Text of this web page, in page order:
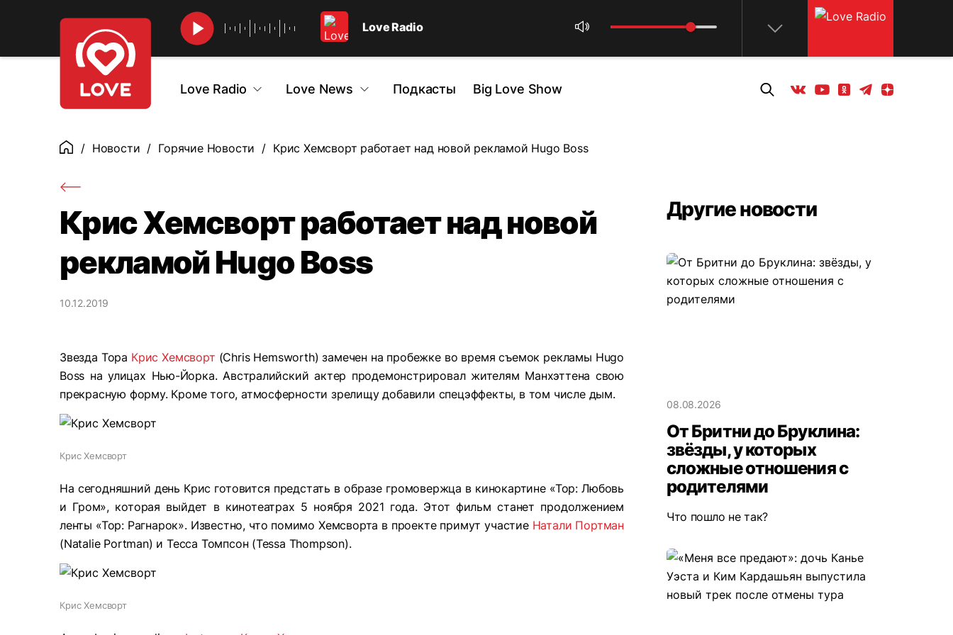
Love Radio
Love Radio Love News Подкасты Big Love Show Вконтакте
YoutubeОдноклассники
ТелеграмЯндекс дзен
ГлавнаяНовости Горячие Новости Крис Хемсворт работает над новой рекламой Hugo Boss
Крис Хемсворт работает над новой
рекламой Hugo Boss
10.12.2019
Звезда Тора Крис Хемсворт (Chris Hemsworth) замечен на пробежке во время съемок рекламы Hugo
Boss на улицах Нью-Йорка. Австралийский актер продемонстрировал жителям Манхэттена свою
прекрасную форму. Кроме того, атмосферности зрелищу добавили спецэффекты, в том числе дым.
Крис Хемсворт
На сегодняшний день Крис готовится предстать в образе громовержца в кинокартине «Тор: Любовь
и Гром», которая выйдет в кинотеатрах 5 ноября 2021 года. Этот фильм станет продолжением
ленты «Тор: Рагнарок». Известно, что помимо Хемсворта в проекте примут участие Натали Портман
(Natalie Portman) и Тесса Томпсон (Tessa Thompson).
Крис Хемсворт
Другие новости
08.08.2026
От Бритни до Бруклина:
звёзды, у которых
сложные отношения с
родителями
Что пошло не так?